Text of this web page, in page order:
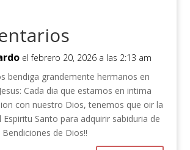
el febrero 20, 2026 a las 2:13 am
bendiga grandemente hermanos en
Cada dia que estamos en intima
con nuestro Dios, tenemos que oir la
Espiritu Santo para adquirir sabiduria de
de Dios!!